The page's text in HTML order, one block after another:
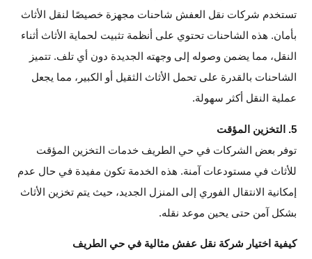
تستخدم شركات نقل العفش شاحنات مجهزة خصيصًا لنقل الأثاث
بأمان. هذه الشاحنات تحتوي على أنظمة تثبيت لحماية الأثاث أثناء
النقل، مما يضمن وصوله إلى وجهته الجديدة دون أي تلف. تتميز
الشاحنات بالقدرة على تحمل الأثاث الثقيل أو الكبير، مما يجعل
عملية النقل أكثر سهولة.
5. التخزين المؤقت
توفر بعض الشركات في حي الطريف خدمات التخزين المؤقت
للأثاث في مستودعات آمنة. هذه الخدمة تكون مفيدة في حال عدم
إمكانية الانتقال الفوري إلى المنزل الجديد، حيث يتم تخزين الأثاث
بشكل آمن حتى يحين موعد نقله.
كيفية اختيار شركة نقل عفش مثالية في حي الطريف